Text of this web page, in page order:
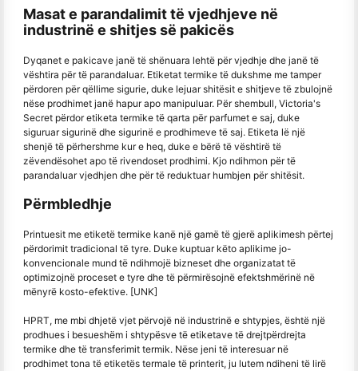
Masat e parandalimit të vjedhjeve në
industrinë e shitjes së pakicës
Dyqanet e pakicave janë të shënuara lehtë për vjedhje dhe janë të
vështira për të parandaluar. Etiketat termike të dukshme me tamper
përdoren për qëllime sigurie, duke lejuar shitësit e shitjeve të zbulojnë
nëse prodhimet janë hapur apo manipuluar. Për shembull, Victoria's
Secret përdor etiketa termike të qarta për parfumet e saj, duke
siguruar sigurinë dhe sigurinë e prodhimeve të saj. Etiketa lë një
shenjë të përhershme kur e heq, duke e bërë të vështirë të
zëvendësohet apo të rivendoset prodhimi. Kjo ndihmon për të
parandaluar vjedhjen dhe për të reduktuar humbjen për shitësit.
Përmbledhje
Printuesit me etiketë termike kanë një gamë të gjerë aplikimesh përtej
përdorimit tradicional të tyre. Duke kuptuar këto aplikime jo-
konvencionale mund të ndihmojë bizneset dhe organizatat të
optimizojnë proceset e tyre dhe të përmirësojnë efektshmërinë në
mënyrë kosto-efektive. [UNK]
HPRT, me mbi dhjetë vjet përvojë në industrinë e shtypjes, është një
prodhues i besueshëm i shtypësve të etiketave të drejtpërdrejta
termike dhe të transferimit termik. Nëse jeni të interesuar në
prodhimet tona të etiketës termale të printerit, ju lutem ndiheni të lirë